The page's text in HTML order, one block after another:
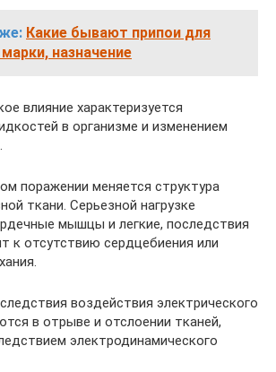
Какие бывают припои для
назначение
влияние характеризуется
в организме и изменением
поражении меняется структура
ткани. Серьезной нагрузке
мышцы и легкие, последствия
к отсутствию сердцебиения или
воздействия электрического
в отрыве и отслоении тканей,
электродинамического